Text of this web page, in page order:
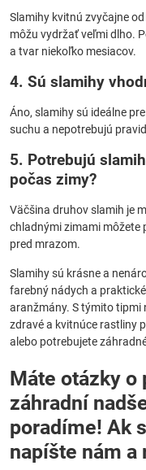
Slamihy kvitnú zvyčajne
môžu vydržať veľmi dlho.
a tvar niekoľko mesiacov.
4. Sú slamihy
Áno, slamihy sú ideálne
suchu a nepotrebujú
5. Potrebujú
počas zimy?
Väčšina druhov slamih je
chladnými zimami môžete
pred mrazom.
Slamihy sú krásne a
farebný nádych a
aranžmány. S týmito tipmi
zdravé a kvitnúce rastliny
alebo potrebujete
Máte otázky o
záhradní
poradíme! Ak
napíšte nám a